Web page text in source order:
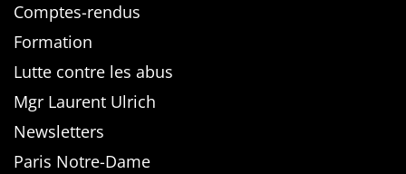
Comptes-rendus
Formation
Lutte contre les abus
Mgr Laurent Ulrich
Newsletters
Paris Notre-Dame